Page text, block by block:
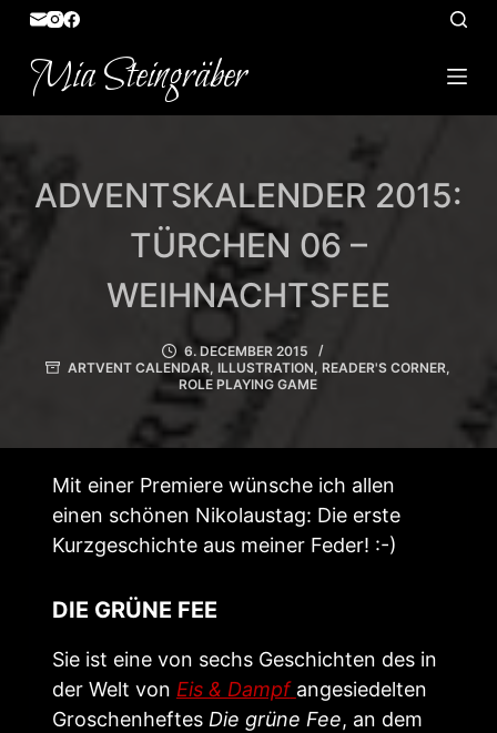
S
k
p
Mia Steingräber
ADVENTSKALENDER 2015:
TÜRCHEN 06 –
WEIHNACHTSFEE
6. DECEMBER 2015
ARTVENT CALENDAR,ILLUSTRATION, READER'S CORNER,
ROLE PLAYING GAME
Mit einer Premiere wünsche ich allen
einen schönen Nikolaustag: Die erste
Kurzgeschichte aus meiner Feder! :-)
DIE GRÜNE FEE
Sie ist eine von sechs Geschichten des in
der Welt von Eis & Dampf angesiedelten
Groschenheftes Die grüne Fee, an dem